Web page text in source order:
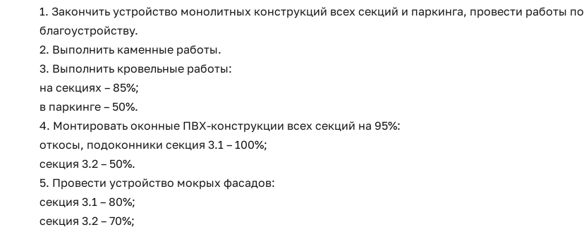
1. Закончить устройство монолитных конструкций всех секций и паркинга, провести работы по
благоустройству.
2. Выполнить каменные работы.
3. Выполнить кровельные работы:
на секциях – 85%;
в паркинге – 50%.
4. Монтировать оконные ПВХ-конструкции всех секций на 95%:
откосы, подоконники секция 3.1 – 100%;
секция 3.2 – 50%.
5. Провести устройство мокрых фасадов:
секция 3.1 – 80%;
секция 3.2 – 70%;